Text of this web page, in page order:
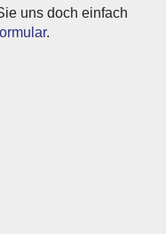
uns doch einfach
.